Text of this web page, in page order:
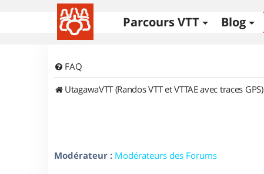
Parcours VTT Blog
FAQ
UtagawaVTT (Randos VTT et VTTAE avec traces GPS)
Modérateur : Modérateurs des Forums